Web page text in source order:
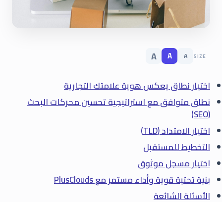
SIZE
A
A
A
اختيار نطاق يعكس هوية علامتك التجارية
نطاق متوافق مع استراتيجية تحسين محركات البحث
(SEO)
اختيار الامتداد (TLD)
التخطيط للمستقبل
اختيار مسجل موثوق
بنية تحتية قوية وأداء مستمر مع PlusClouds
الأسئلة الشائعة